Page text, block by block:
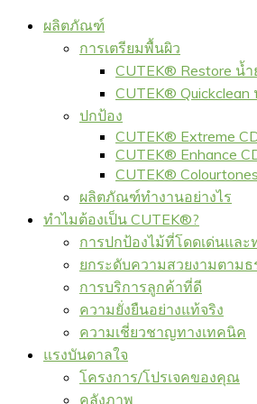
ผลิตภัณฑ์
การเตรียมพื้นผิว
CUTEK® Restore น้
CUTEK®
ปกป้อง
CUTEK® Extreme
CUTEK® Enhance
CUTEK®
ผลิตภัณฑ์ทำงานอย่างไร
ทำไมต้องเป็น CUTEK®?
การปกป้องไม้ที่โดดเด่นและ
ยกระดับความสวยงามตาม
การบริการลูกค้าที่ดี
ความยั่งยืนอย่างแท้จริง
ความเชี่ยวชาญทางเทคนิค
แรงบันดาลใจ
โครงการ/โปรเจคของคุณ
คลังภาพ